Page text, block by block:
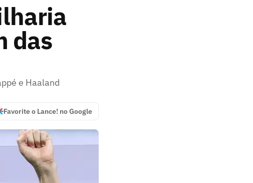
das
e Haaland
Favorite o Lance! no Google